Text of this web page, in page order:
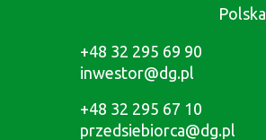
Polska
+48 32 295 69 90
inwestor@dg.pl
+48 32 295 67 10
przedsiebiorca@dg.pl